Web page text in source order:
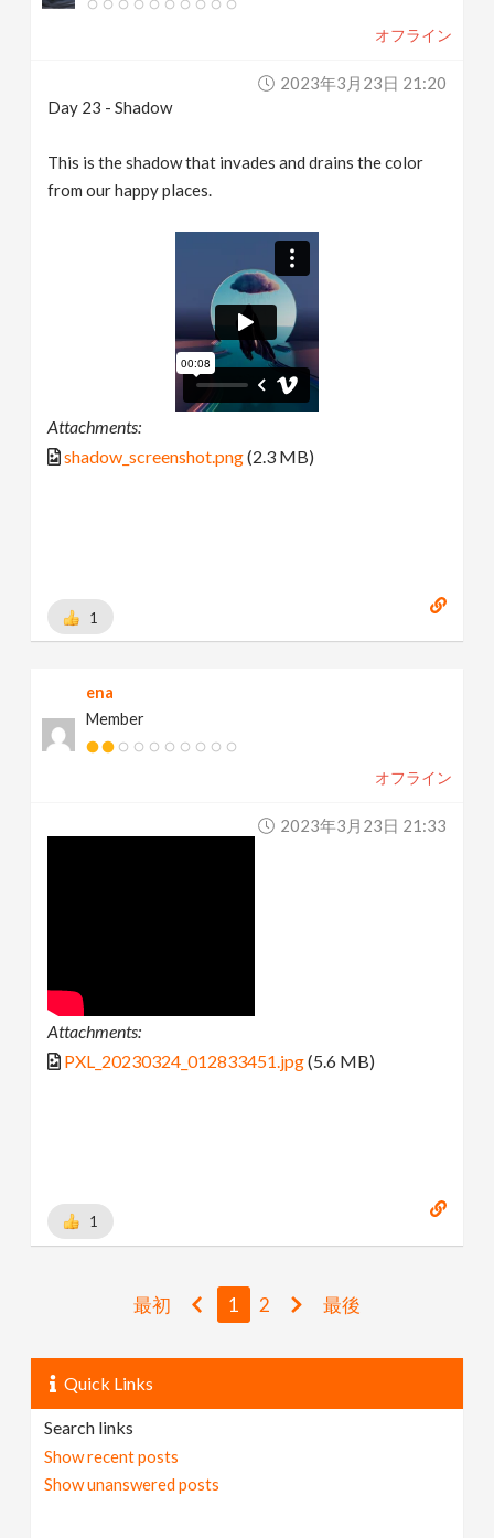
オフライン
2023年3月23日 21:20
Day 23 - Shadow
This is the shadow that invades and drains the color
from our happy places.
Attachments:
shadow_screenshot.png(2.3 MB)
1
ena
Member
オフライン
2023年3月23日 21:33
Attachments:
PXL_20230324_012833451.jpg(5.6 MB)
1
最初 1 2 最後
Quick Links
Search links
Show recent posts
Show unanswered posts